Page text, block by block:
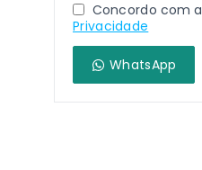
Concordo com a
Privacidade
WhatsApp